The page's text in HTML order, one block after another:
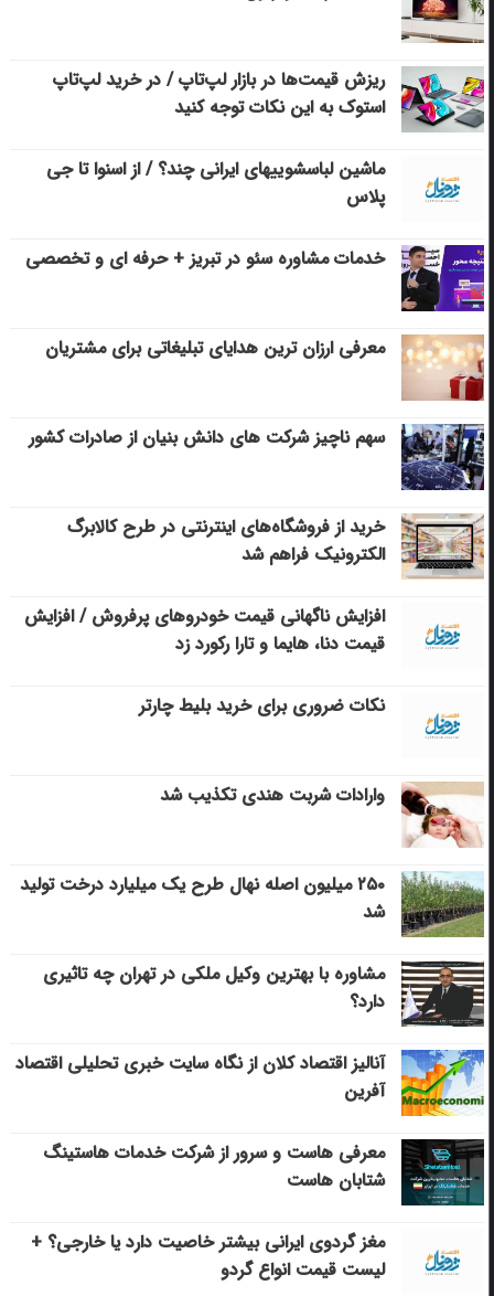
ریزش قیمت‌ها در بازار لپ‌تاپ / در خرید لپ‌تاپ
استوک به این نکات توجه کنید
ماشین لباسشویی‎های ایرانی چند؟ / از اسنوا تا جی
پلاس
خدمات مشاوره سئو در تبریز + حرفه ای و تخصصی
معرفی ارزان ترین هدایای تبلیغاتی برای مشتریان
سهم ناچیز شرکت های دانش بنیان از صادرات کشور
خرید از فروشگاه‌های اینترنتی در طرح کالابرگ
الکترونیک فراهم شد
افزایش ناگهانی قیمت خودروهای پرفروش / افزایش
قیمت دنا، هایما و تارا رکورد زد
نکات ضروری برای خرید بلیط چارتر
وارادات شربت هندی تکذیب شد
۲۵۰ میلیون اصله نهال طرح یک میلیارد درخت تولید
شد
مشاوره با بهترین وکیل ملکی در تهران چه تاثیری
دارد؟
آنالیز اقتصاد کلان از نگاه سایت خبری تحلیلی اقتصاد
آفرین
معرفی هاست و سرور از شرکت خدمات هاستینگ
شتابان هاست
مغز گردوی ایرانی بیشتر خاصیت دارد یا خارجی؟ +
لیست قیمت انواع گردو